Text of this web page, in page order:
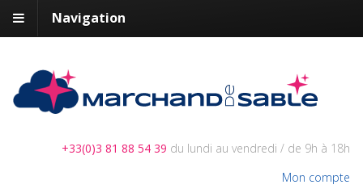
Navigation
+33(0)3 81 88 54 39 du lundi au vendredi / de 9h à 18h
Mon compte